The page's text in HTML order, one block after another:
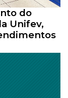
do
Unifev,